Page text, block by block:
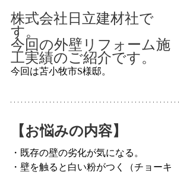
株式会社日立建材社で
す。
今回の外壁リフォーム施
工実績のご紹介です。
今回は苫小牧市S様邸。
【お悩みの内容】
・既存の壁の劣化が気になる。
・壁を触ると白い粉がつく（チョーキ